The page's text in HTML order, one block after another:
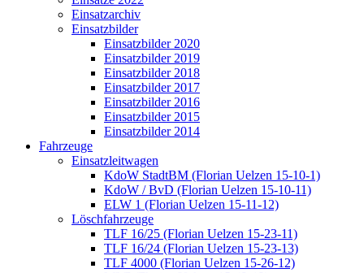
Einsatzarchiv
Einsatzbilder
Einsatzbilder 2020
Einsatzbilder 2019
Einsatzbilder 2018
Einsatzbilder 2017
Einsatzbilder 2016
Einsatzbilder 2015
Einsatzbilder 2014
Fahrzeuge
Einsatzleitwagen
KdoW StadtBM (Florian Uelzen 15-10-1)
KdoW / BvD (Florian Uelzen 15-10-11)
ELW 1 (Florian Uelzen 15-11-12)
Löschfahrzeuge
TLF 16/25 (Florian Uelzen 15-23-11)
TLF 16/24 (Florian Uelzen 15-23-13)
TLF 4000 (Florian Uelzen 15-26-12)